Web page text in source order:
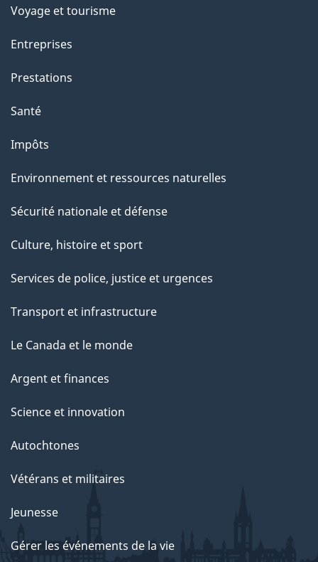
Voyage et tourisme
Entreprises
Prestations
Santé
Impôts
Environnement et ressources naturelles
Sécurité nationale et défense
Culture, histoire et sport
Services de police, justice et urgences
Transport et infrastructure
Le Canada et le monde
Argent et finances
Science et innovation
Autochtones
Vétérans et militaires
Jeunesse
Gérer les événements de la vie